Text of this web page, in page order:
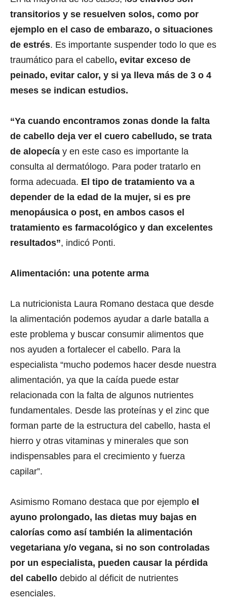
transitorios y se resuelven solos, como por
ejemplo en el caso de embarazo, o situaciones
de estrés. Es importante suspender todo lo que es
traumático para el cabello, evitar exceso de
peinado, evitar calor, y si ya lleva más de 3 o 4
meses se indican estudios.
“Ya cuando encontramos zonas donde la falta
de cabello deja ver el cuero cabelludo, se trata
de alopecía y en este caso es importante la
consulta al dermatólogo. Para poder tratarlo en
forma adecuada. El tipo de tratamiento va a
depender de la edad de la mujer, si es pre
menopáusica o post, en ambos casos el
tratamiento es farmacológico y dan excelentes
resultados”, indicó Ponti.
Alimentación: una potente arma
La nutricionista Laura Romano destaca que desde
la alimentación podemos ayudar a darle batalla a
este problema y buscar consumir alimentos que
nos ayuden a fortalecer el cabello. Para la
especialista “mucho podemos hacer desde nuestra
alimentación, ya que la caída puede estar
relacionada con la falta de algunos nutrientes
fundamentales. Desde las proteínas y el zinc que
forman parte de la estructura del cabello, hasta el
hierro y otras vitaminas y minerales que son
indispensables para el crecimiento y fuerza
capilar”.
Asimismo Romano destaca que por ejemplo el
ayuno prolongado, las dietas muy bajas en
calorías como así también la alimentación
vegetariana y/o vegana, si no son controladas
por un especialista, pueden causar la pérdida
del cabello debido al déficit de nutrientes
esenciales.